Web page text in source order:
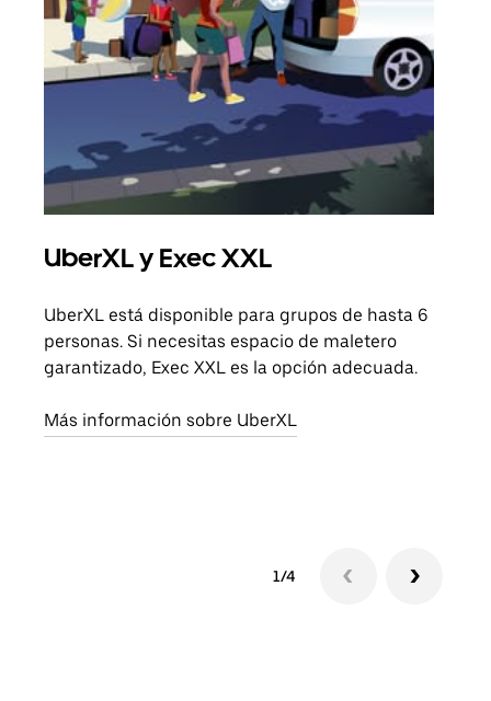
UberXL y Exec XXL
UberXL está disponible para grupos de hasta 6
personas. Si necesitas espacio de maletero
garantizado, Exec XXL es la opción adecuada.
Más información sobre UberXL
1/4